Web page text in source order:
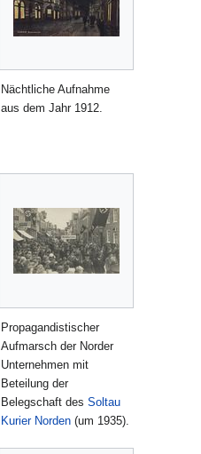
Nächtliche Aufnahme
aus dem Jahr 1912.
Propagandistischer
Aufmarsch der Norder
Unternehmen mit
Beteilung der
Belegschaft des Soltau
Kurier Norden (um 1935).